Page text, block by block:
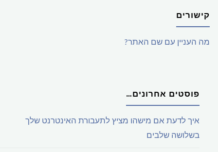
קישורים
מה העניין עם שם האתר?
פוסטים אחרונים…
איך לדעת אם מישהו מציץ לתעבורת האינטרנט שלך
בשלושה שלבים